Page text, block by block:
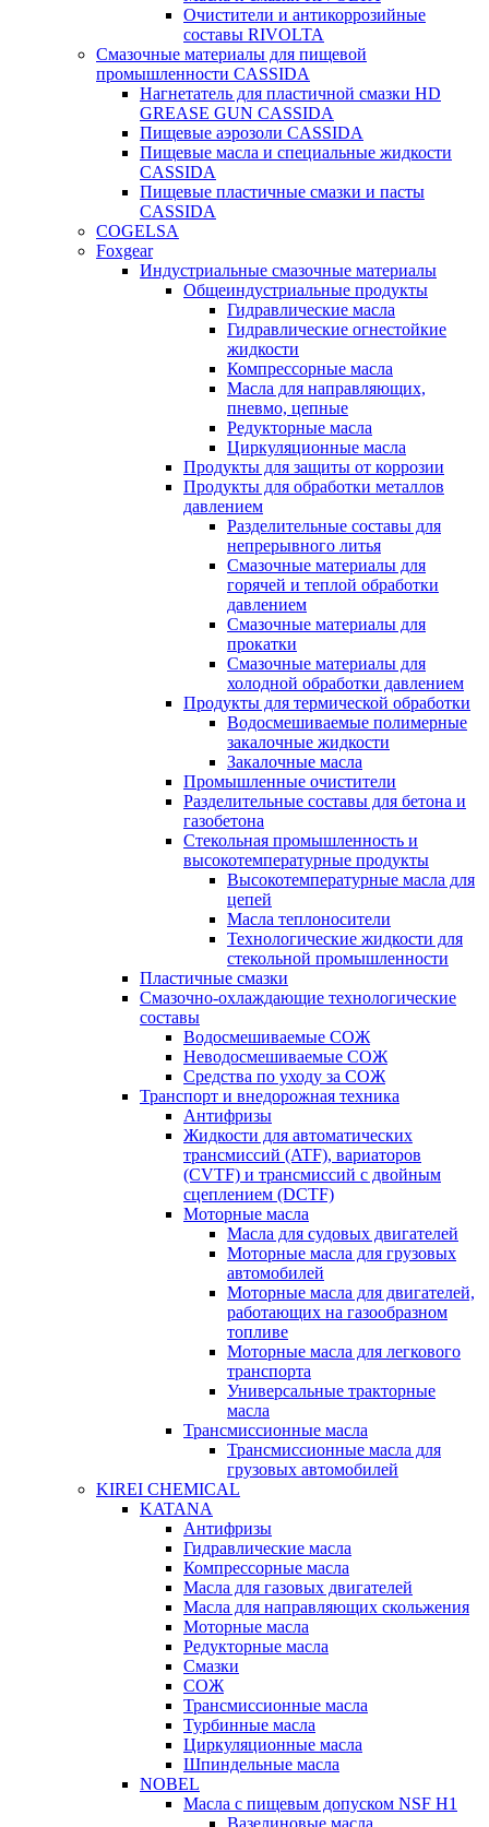
Очистители и антикоррозийные
составы RIVOLTA
Смазочные материалы для пищевой
промышленности CASSIDA
Нагнетатель для пластичной смазки HD
GREASE GUN CASSIDA
Пищевые аэрозоли CASSIDA
Пищевые масла и специальные жидкости
CASSIDA
Пищевые пластичные смазки и пасты
CASSIDA
COGELSA
Foxgear
Индустриальные смазочные материалы
Общеиндустриальные продукты
Гидравлические масла
Гидравлические огнестойкие
жидкости
Компрессорные масла
Масла для направляющих,
пневмо, цепные
Редукторные масла
Циркуляционные масла
Продукты для защиты от коррозии
Продукты для обработки металлов
давлением
Разделительные составы для
непрерывного литья
Смазочные материалы для
горячей и теплой обработки
давлением
Смазочные материалы для
прокатки
Смазочные материалы для
холодной обработки давлением
Продукты для термической обработки
Водосмешиваемые полимерные
закалочные жидкости
Закалочные масла
Промышленные очистители
Разделительные составы для бетона и
газобетона
Стекольная промышленность и
высокотемпературные продукты
Высокотемпературные масла для
цепей
Масла теплоносители
Технологические жидкости для
стекольной промышленности
Пластичные смазки
Смазочно-охлаждающие технологические
составы
Водосмешиваемые СОЖ
Неводосмешиваемые СОЖ
Средства по уходу за СОЖ
Транспорт и внедорожная техника
Антифризы
Жидкости для автоматических
трансмиссий (ATF), вариаторов
(CVTF) и трансмиссий с двойным
сцеплением (DCTF)
Моторные масла
Масла для судовых двигателей
Моторные масла для грузовых
автомобилей
Моторные масла для двигателей,
работающих на газообразном
топливе
Моторные масла для легкового
транспорта
Универсальные тракторные
масла
Трансмиссионные масла
Трансмиссионные масла для
грузовых автомобилей
KIREI CHEMICAL
KATANA
Антифризы
Гидравлические масла
Компрессорные масла
Масла для газовых двигателей
Масла для направляющих скольжения
Моторные масла
Редукторные масла
Смазки
СОЖ
Трансмиссионные масла
Турбинные масла
Циркуляционные масла
Шпиндельные масла
NOBEL
Масла с пищевым допуском NSF H1
Вазелиновые масла